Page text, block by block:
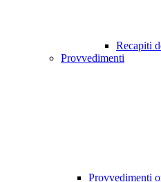
Recapiti
Provvedimenti
Provvedimenti